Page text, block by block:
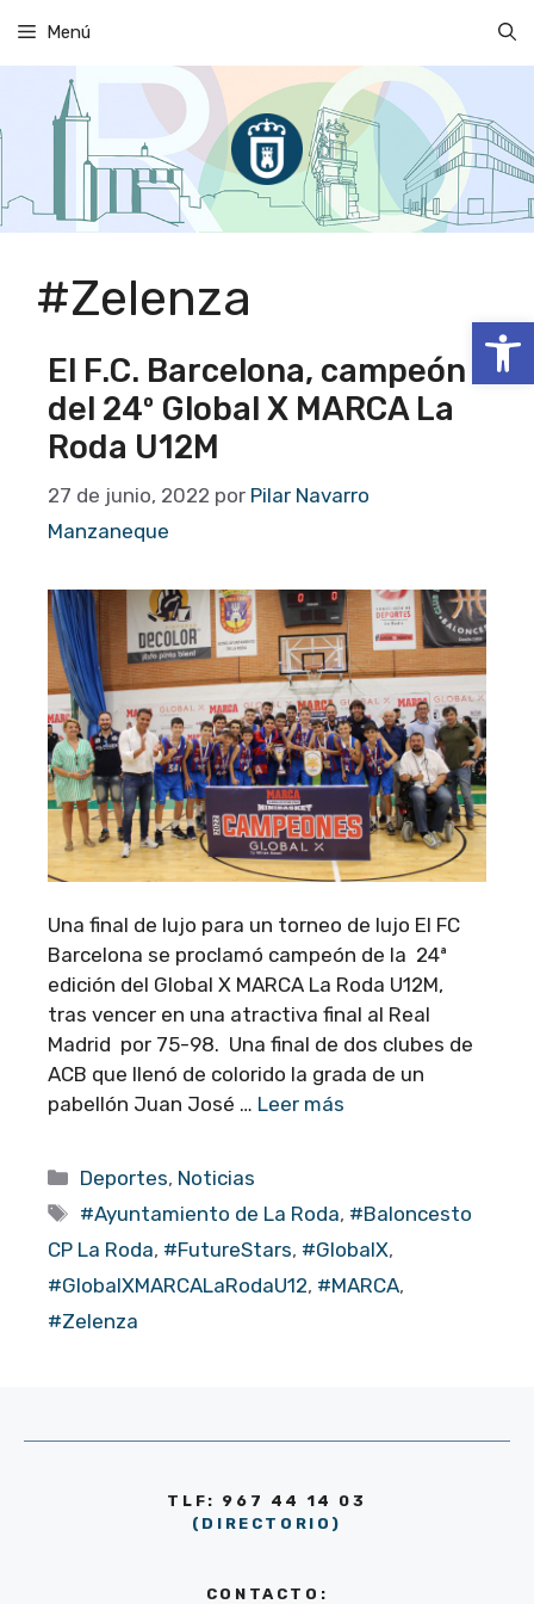
Abrir
contenido
Menú
#Zelenza
El F.C. Barcelona, campeón
del 24º Global X MARCA La
Roda U12M
27 de junio, 2022 por Pilar Navarro
Manzaneque
Una final de lujo para un torneo de lujo El FC
Barcelona se proclamó campeón de la 24ª
edición del Global X MARCA La Roda U12M,
tras vencer en una atractiva final al Real
Madrid por 75-98. Una final de dos clubes de
ACB que llenó de colorido la grada de un
pabellón Juan José … Leer más
Categorías
Deportes, Noticias
Etiquetas
#Ayuntamiento de La Roda, #Baloncesto
CP La Roda, #FutureStars, #GlobalX,
#GlobalXMARCALaRodaU12, #MARCA,
#Zelenza
TLF: 967 44 14 03
(DIRECTORIO)
CONTACTO: